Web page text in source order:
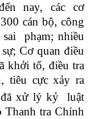
nay, các cơ
cán bộ, công
phạm; nhiều
Cơ quan điều
khởi tố, điều tra
tiêu cực xảy ra
đã xử lý kỷ luật
Thanh tra Chính